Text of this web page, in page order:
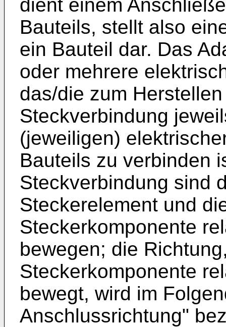
dient einem
Bauteils, stellt also
ein Bauteil dar. Das
oder mehrere
das/die zum
Steckverbindung
(jeweiligen)
Bauteils zu verbinden
Steckverbindung sind
Steckerelement und
Steckerkomponente
bewegen; die
Steckerkomponente
bewegt, wird im
Anschlussrichtung"